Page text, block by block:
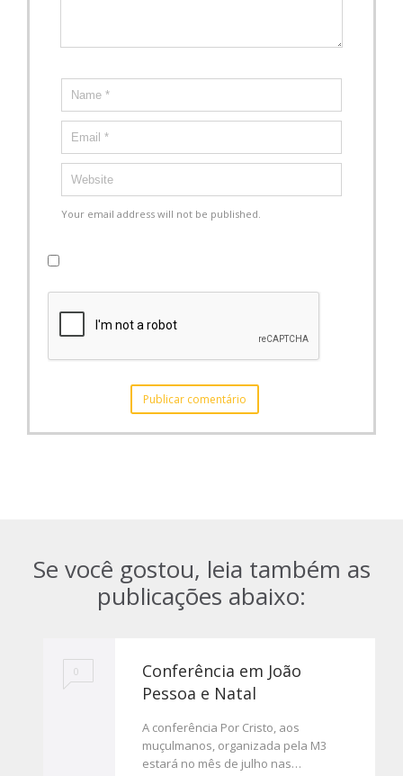
Your email address will not be published.
Se você gostou, leia também as
publicações abaixo:
0
Conferência em João
Pessoa e Natal
A conferência Por Cristo, aos
muçulmanos, organizada pela M3
estará no mês de julho nas…